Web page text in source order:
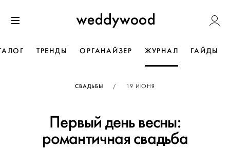
к содержанию
Weddywood
ТРЕНДЫ ОРГАНАЙЗЕР ЖУРНАЛ ГАЙДЫ
СВАДЬБЫ / ОПУБЛИКОВАНО
19 ИЮНЯ
Первый день весны:
романтичная свадьба